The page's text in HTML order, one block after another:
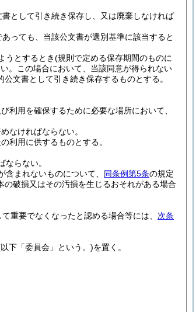
として引き続き保存し、又は廃棄しなければ
っても、当該公文書が選別基準に該当すると
うとするとき(規則で定める保存期間のものに
。
この場合において、当該同意が得られない
文書として引き続き保存するものとする。
利用を確保するために必要な場所において、
なければならない。
利用に供するものとする。
らない。
含まれないものについて、 同条例第5条の規定
破損又はその汚損を生じるおそれがある場合
重要でなくなったと認める場合等には、 次条
下「委員会」という。)を置く。